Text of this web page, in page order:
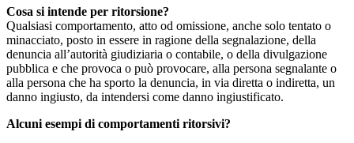
Cosa si intende per ritorsione?
Qualsiasi comportamento, atto od omissione, anche solo tentato o
minacciato, posto in essere in ragione della segnalazione, della
denuncia all’autorità giudiziaria o contabile, o della divulgazione
pubblica e che provoca o può provocare, alla persona segnalante o
alla persona che ha sporto la denuncia, in via diretta o indiretta, un
danno ingiusto, da intendersi come danno ingiustificato.
Alcuni esempi di comportamenti ritorsivi?